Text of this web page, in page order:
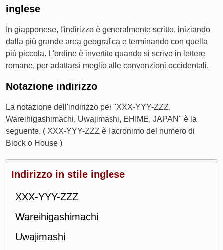
inglese
In giapponese, l'indirizzo è generalmente scritto, iniziando
dalla più grande area geografica e terminando con quella
più piccola. L'ordine è invertito quando si scrive in lettere
romane, per adattarsi meglio alle convenzioni occidentali.
Notazione indirizzo
La notazione dell'indirizzo per "XXX-YYY-ZZZ,
Wareihigashimachi, Uwajimashi, EHIME, JAPAN" è la
seguente. ( XXX-YYY-ZZZ è l'acronimo del numero di
Block o House )
Indirizzo in stile inglese
XXX-YYY-ZZZ
Wareihigashimachi
Uwajimashi